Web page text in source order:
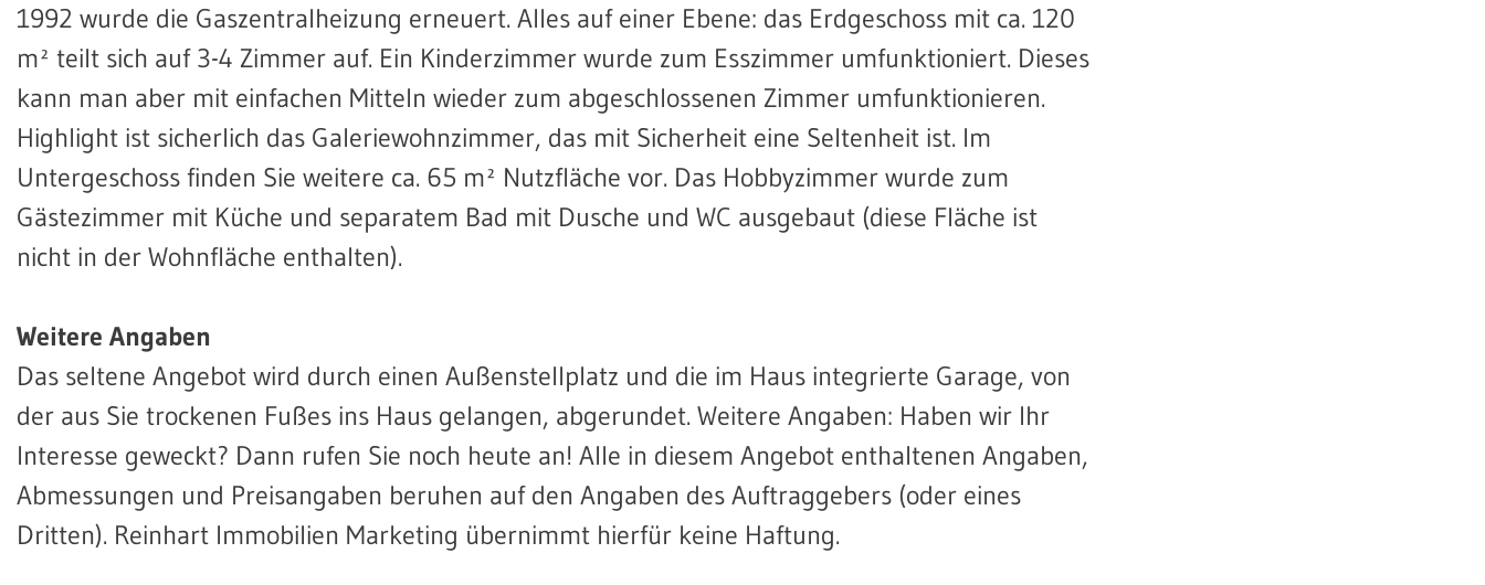
1992 wurde die Gaszentralheizung erneuert. Alles auf einer Ebene: das Erdgeschoss mit ca. 120
m² teilt sich auf 3-4 Zimmer auf. Ein Kinderzimmer wurde zum Esszimmer umfunktioniert. Dieses
kann man aber mit einfachen Mitteln wieder zum abgeschlossenen Zimmer umfunktionieren.
Highlight ist sicherlich das Galeriewohnzimmer, das mit Sicherheit eine Seltenheit ist. Im
Untergeschoss finden Sie weitere ca. 65 m² Nutzfläche vor. Das Hobbyzimmer wurde zum
Gästezimmer mit Küche und separatem Bad mit Dusche und WC ausgebaut (diese Fläche ist
nicht in der Wohnfläche enthalten).
Weitere Angaben
Das seltene Angebot wird durch einen Außenstellplatz und die im Haus integrierte Garage, von
der aus Sie trockenen Fußes ins Haus gelangen, abgerundet. Weitere Angaben: Haben wir Ihr
Interesse geweckt? Dann rufen Sie noch heute an! Alle in diesem Angebot enthaltenen Angaben,
Abmessungen und Preisangaben beruhen auf den Angaben des Auftraggebers (oder eines
Dritten). Reinhart Immobilien Marketing übernimmt hierfür keine Haftung.